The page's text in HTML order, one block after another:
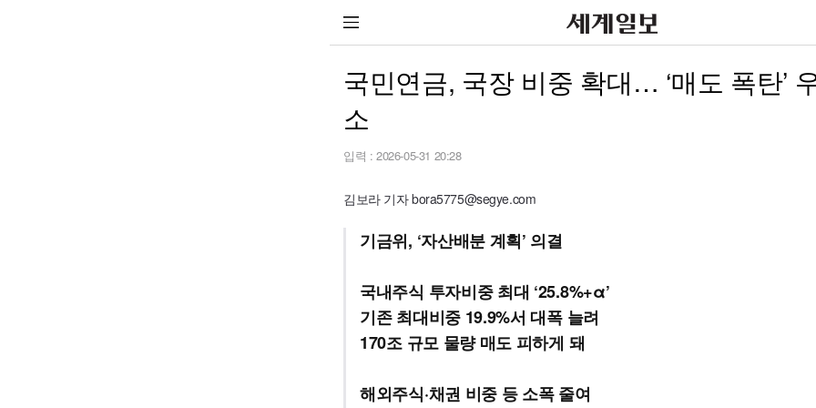
국민연금, 국장 비중 확대… ‘매도 폭탄’
소
입력 : 2026-05-31 20:28
김보라 기자 bora5775@segye.com
기금위, ‘자산배분 계획’ 의결
국내주식 투자비중 최대 ‘25.8%+α’
기존 최대비중 19.9%서 대폭 늘려
170조 규모 물량 매도 피하게 돼
해외주식·채권 비중 등 소폭 줄여